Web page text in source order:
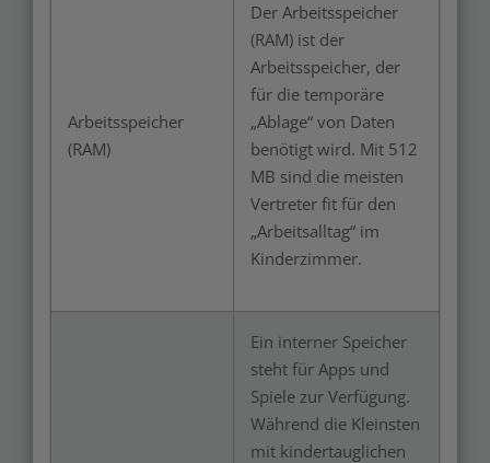
Arbeitsspeicher
(RAM)
Der Arbeitsspeicher
(RAM) ist der
Arbeitsspeicher, der
für die temporäre
„Ablage“ von Daten
benötigt wird. Mit 512
MB sind die meisten
Vertreter fit für den
„Arbeitsalltag“ im
Kinderzimmer.
Ein interner Speicher
steht für Apps und
Spiele zur Verfügung.
Während die Kleinsten
mit kindertauglichen